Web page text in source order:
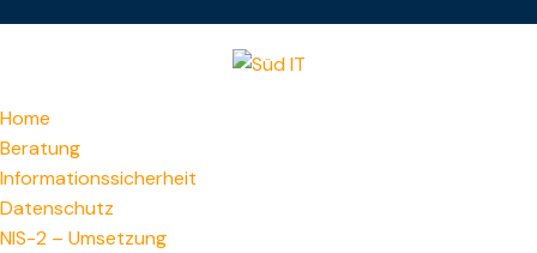
Home
Beratung
Informationssicherheit
Datenschutz
NIS-2 – Umsetzung